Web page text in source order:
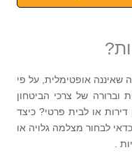
אופטימלית, על פי
של צרכי הביטחון
או לבית פרטי? כיצד
לבחור מצלמה גלויה או
.